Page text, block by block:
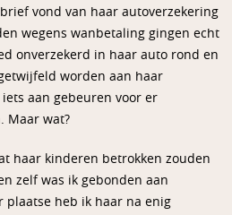
vond van haar autoverzekering
wegens wanbetaling gingen echt
onverzekerd in haar auto rond en
worden aan haar
aan gebeuren voor er
Maar wat?
haar kinderen betrokken zouden
zelf was ik gebonden aan
plaatse heb ik haar na enig